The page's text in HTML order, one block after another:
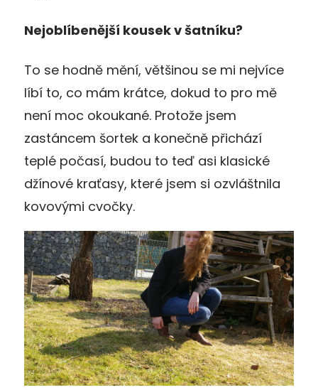
Nejoblíbenější kousek v šatníku?
To se hodně mění, většinou se mi nejvíce
líbí to, co mám krátce, dokud to pro mě
není moc okoukané. Protože jsem
zastáncem šortek a konečně přichází
teplé počasí, budou to teď asi klasické
džínové kraťasy, které jsem si ozvláštnila
kovovými cvočky.